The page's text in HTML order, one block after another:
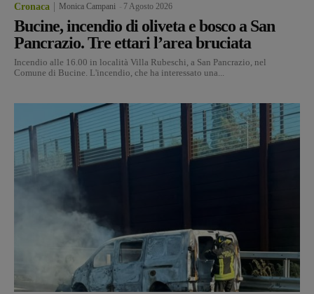
Cronaca Monica Campani 7 Agosto 2026
Bucine, incendio di oliveta e bosco a San
Pancrazio. Tre ettari l’area bruciata
Incendio alle 16.00 in località Villa Rubeschi, a San Pancrazio, nel
Comune di Bucine. L'incendio, che ha interessato una...